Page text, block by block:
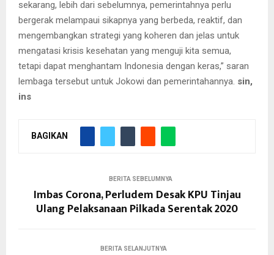
sekarang, lebih dari sebelumnya, pemerintahnya perlu
bergerak melampaui sikapnya yang berbeda, reaktif, dan
mengembangkan strategi yang koheren dan jelas untuk
mengatasi krisis kesehatan yang menguji kita semua,
tetapi dapat menghantam Indonesia dengan keras,” saran
lembaga tersebut untuk Jokowi dan pemerintahannya. sin,
ins
BAGIKAN
BERITA SEBELUMNYA
Imbas Corona, Perludem Desak KPU Tinjau
Ulang Pelaksanaan Pilkada Serentak 2020
BERITA SELANJUTNYA